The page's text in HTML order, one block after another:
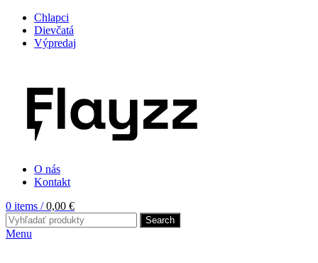
Chlapci
Dievčatá
Výpredaj
O nás
Kontakt
0 items / 0,00 €
Search
Menu